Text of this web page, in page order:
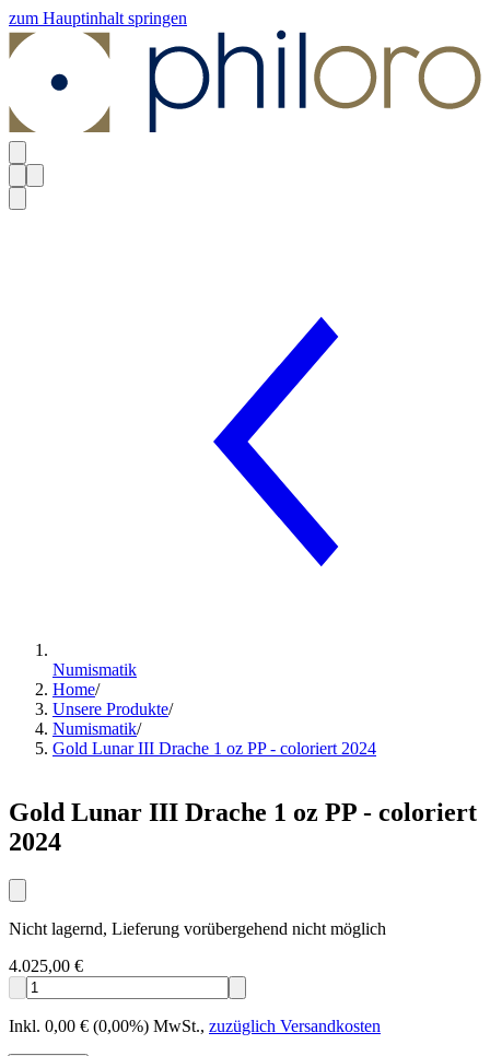
zum Hauptinhalt springen
Numismatik
Home/
Unsere Produkte/
Numismatik/
Gold Lunar III Drache 1 oz PP - coloriert 2024
Gold Lunar III Drache 1 oz PP - coloriert
2024
Nicht lagernd, Lieferung vorübergehend nicht möglich
4.025,00 €
Inkl. 0,00 € (0,00%) MwSt., zuzüglich Versandkosten